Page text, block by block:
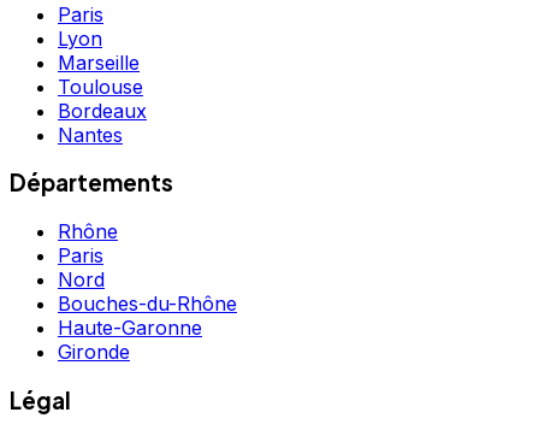
Paris
Lyon
Marseille
Toulouse
Bordeaux
Nantes
Départements
Rhône
Paris
Nord
Bouches-du-Rhône
Haute-Garonne
Gironde
Légal